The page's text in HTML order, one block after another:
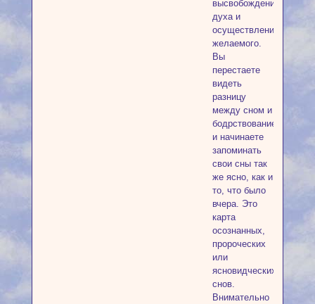
высвобождение
духа и
осуществление
желаемого.
Вы
перестаете
видеть
разницу
между сном и
бодрствованием
и начинаете
запоминать
свои сны так
же ясно, как и
то, что было
вчера. Это
карта
осознанных,
пророческих
или
ясновидческих
снов.
Внимательно